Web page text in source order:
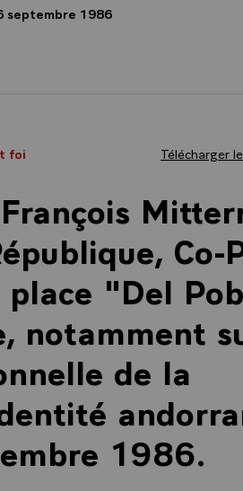
septembre 1986
foi Télécharger
Co-
"Del
notamment
de la
1986.